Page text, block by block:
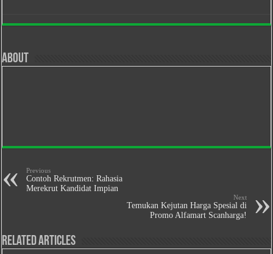
About
Previous
Contoh Rekrutmen: Rahasia
Merekrut Kandidat Impian
Next
Temukan Kejutan Harga Spesial di
Promo Alfamart Scanharga!
Related Articles